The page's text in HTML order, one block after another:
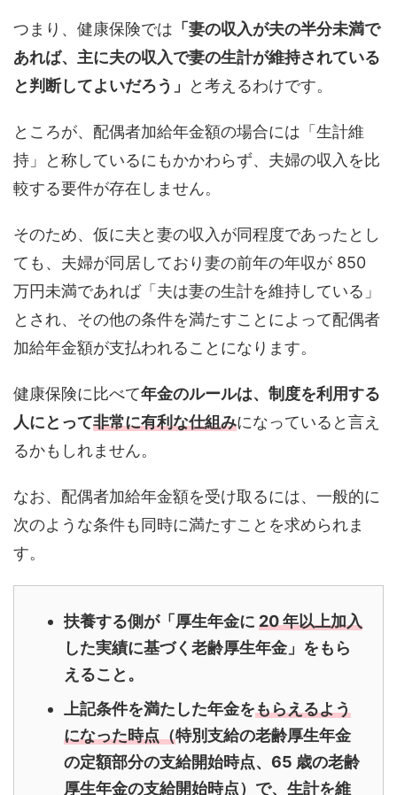
つまり、健康保険では 「妻の収入が夫の半分未満で
あれば、主に夫の収入で妻の生計が維持されている
と判断してよいだろう」
と考えるわけです。
ところが、配偶者加給年金額の場合には「生計維
持」と称しているにもかかわらず、夫婦の収入を比
較する要件が存在しません。
そのため、仮に夫と妻の収入が同程度であったとし
ても、夫婦が同居しており妻の前年の年収が 850
万円未満であれば「夫は妻の生計を維持している」
とされ、その他の条件を満たすことによって配偶者
加給年金額が支払われることになります。
健康保険に比べて年金のルールは、制度を利用する
人にとって非常に有利な仕組みになっていると言え
るかもしれません。
なお、配偶者加給年金額を受け取るには、一般的に
次のような条件も同時に満たすことを求められま
す。
扶養する側が「厚生年金に 20 年以上加入
した実績に基づく老齢厚生年金」をもら
えること。
上記条件を満たした年金をもらえるよう
になった時点（特別支給の老齢厚生年金
の定額部分の支給開始時点、65 歳の老齢
厚生年金の支給開始時点）で、生計を維